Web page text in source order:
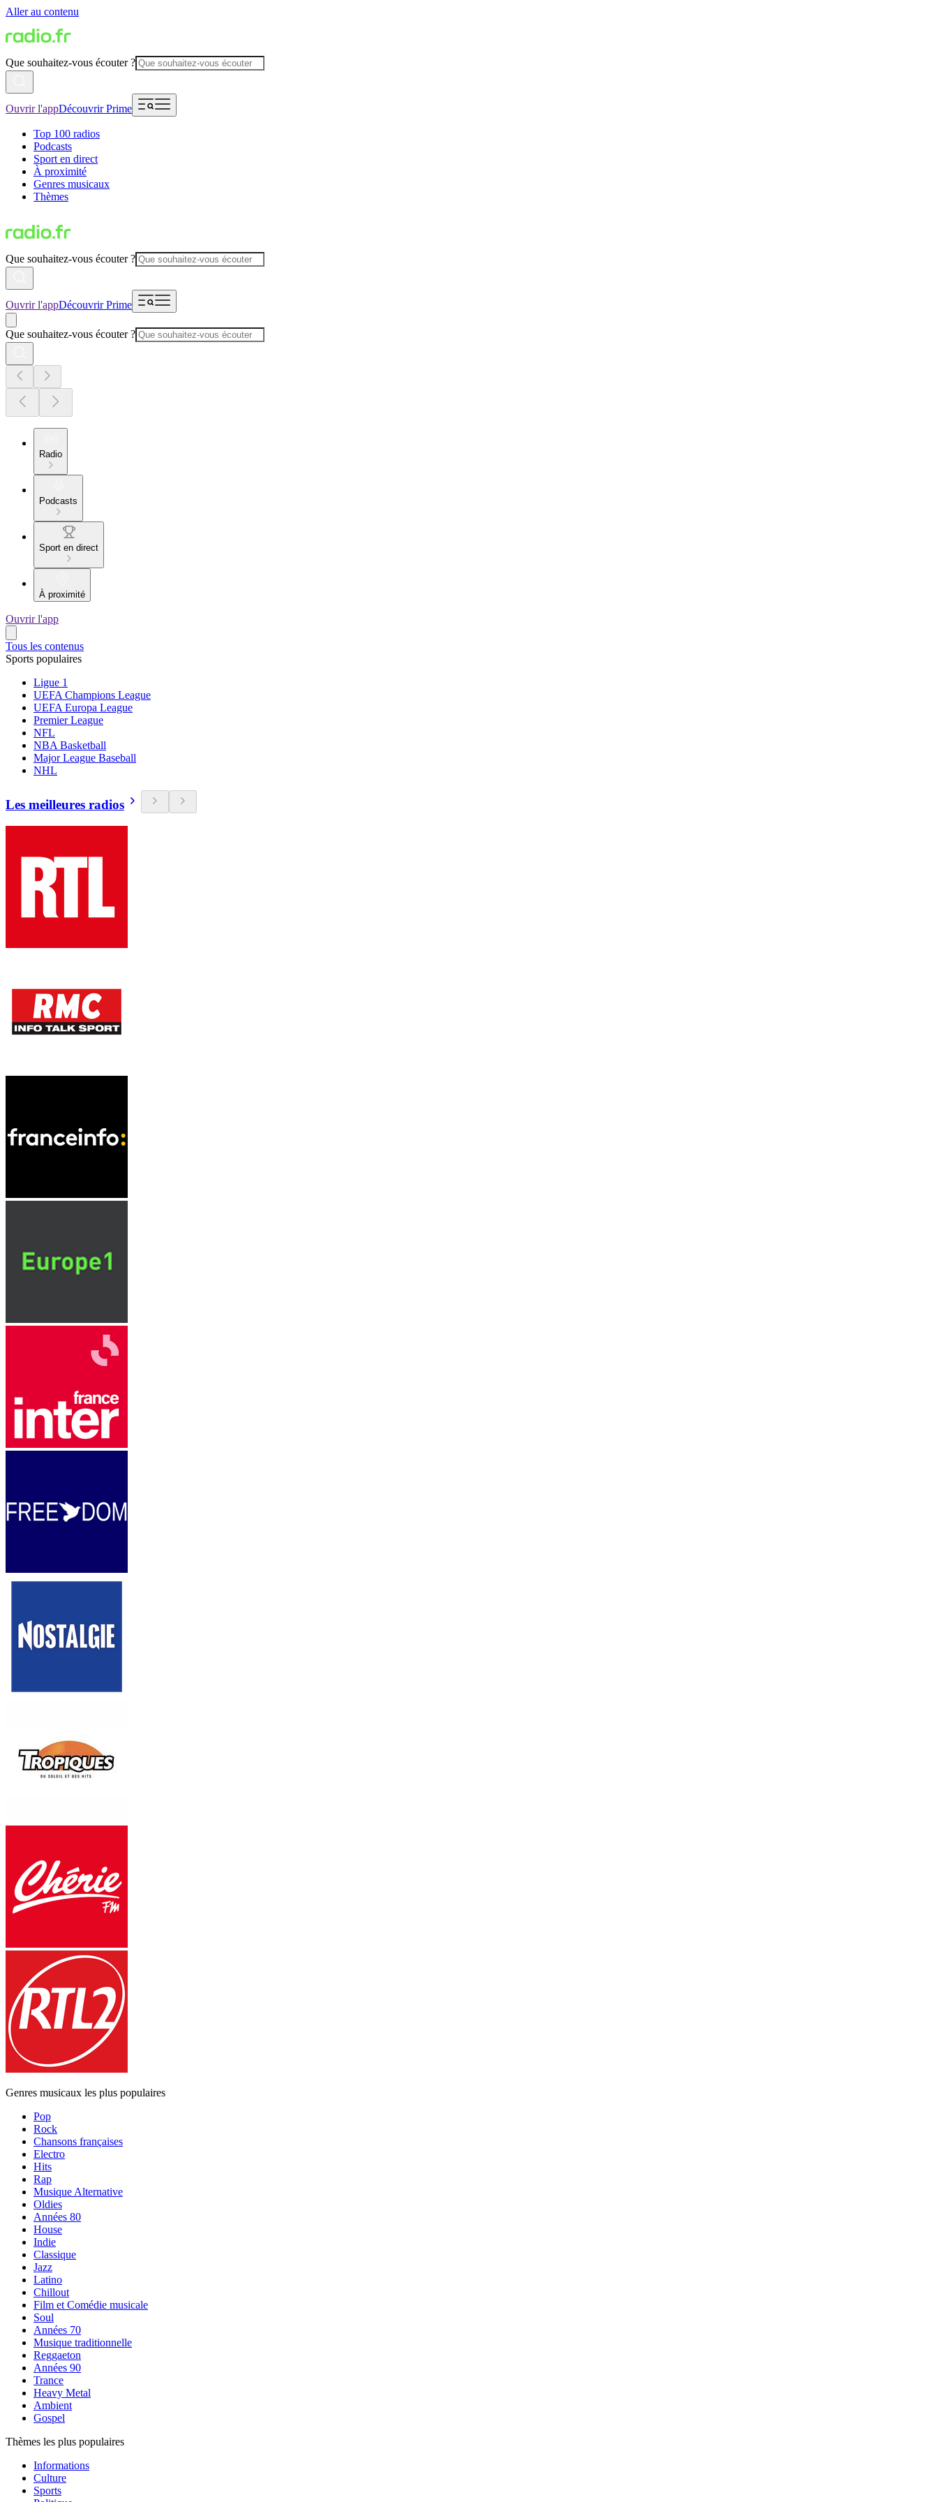
Aller au contenu
Que souhaitez-vous écouter ?
Ouvrir l'appDécouvrir Prime
Top 100 radios
Podcasts
Sport en direct
À proximité
Genres musicaux
Thèmes
Que souhaitez-vous écouter ?
Ouvrir l'appDécouvrir Prime
Que souhaitez-vous écouter ?
Radio
Podcasts
Sport en direct
À proximité
Ouvrir l'app
Tous les contenus
Sports populaires
Ligue 1
UEFA Champions League
UEFA Europa League
Premier League
NFL
NBA Basketball
Major League Baseball
NHL
Les meilleures radios
Genres musicaux les plus populaires
Pop
Rock
Chansons françaises
Electro
Hits
Rap
Musique Alternative
Oldies
Années 80
House
Indie
Classique
Jazz
Latino
Chillout
Film et Comédie musicale
Soul
Années 70
Musique traditionnelle
Reggaeton
Années 90
Trance
Heavy Metal
Ambient
Gospel
Thèmes les plus populaires
Informations
Culture
Sports